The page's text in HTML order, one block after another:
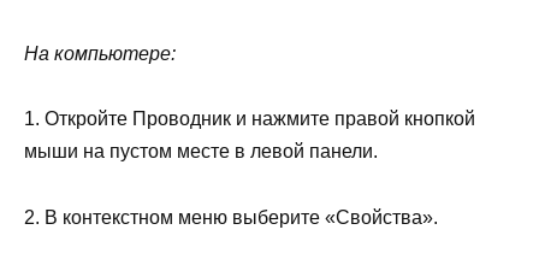
На компьютере:
1. Откройте Проводник и нажмите правой кнопкой
мыши на пустом месте в левой панели.
2. В контекстном меню выберите «Свойства».